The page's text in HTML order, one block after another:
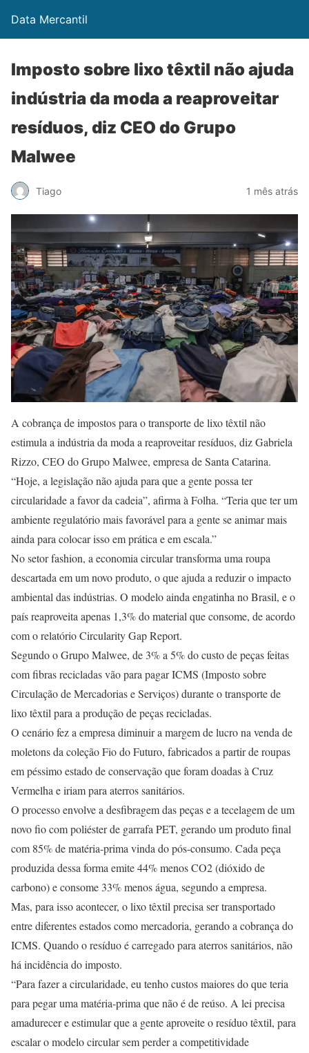
Data Mercantil
Imposto sobre lixo têxtil não ajuda
indústria da moda a reaproveitar
resíduos, diz CEO do Grupo
Malwee
Tiago 1 mês atrás
A cobrança de impostos para o transporte de lixo têxtil não
estimula a indústria da moda a reaproveitar resíduos, diz Gabriela
Rizzo, CEO do Grupo Malwee, empresa de Santa Catarina.
“Hoje, a legislação não ajuda para que a gente possa ter
circularidade a favor da cadeia”, afirma à Folha. “Teria que ter um
ambiente regulatório mais favorável para a gente se animar mais
ainda para colocar isso em prática e em escala.”
No setor fashion, a economia circular transforma uma roupa
descartada em um novo produto, o que ajuda a reduzir o impacto
ambiental das indústrias. O modelo ainda engatinha no Brasil, e o
país reaproveita apenas 1,3% do material que consome, de acordo
com o relatório Circularity Gap Report.
Segundo o Grupo Malwee, de 3% a 5% do custo de peças feitas
com fibras recicladas vão para pagar ICMS (Imposto sobre
Circulação de Mercadorias e Serviços) durante o transporte de
lixo têxtil para a produção de peças recicladas.
O cenário fez a empresa diminuir a margem de lucro na venda de
moletons da coleção Fio do Futuro, fabricados a partir de roupas
em péssimo estado de conservação que foram doadas à Cruz
Vermelha e iriam para aterros sanitários.
O processo envolve a desfibragem das peças e a tecelagem de um
novo fio com poliéster de garrafa PET, gerando um produto final
com 85% de matéria-prima vinda do pós-consumo. Cada peça
produzida dessa forma emite 44% menos CO2 (dióxido de
carbono) e consome 33% menos água, segundo a empresa.
Mas, para isso acontecer, o lixo têxtil precisa ser transportado
entre diferentes estados como mercadoria, gerando a cobrança do
ICMS. Quando o resíduo é carregado para aterros sanitários, não
há incidência do imposto.
“Para fazer a circularidade, eu tenho custos maiores do que teria
para pegar uma matéria-prima que não é de reúso. A lei precisa
amadurecer e estimular que a gente aproveite o resíduo têxtil, para
escalar o modelo circular sem perder a competitividade